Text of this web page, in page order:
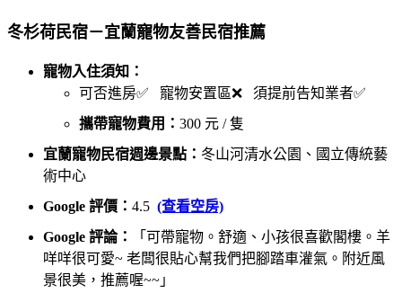
冬杉荷民宿－宜蘭寵物友善民宿推薦
寵物入住須知：
可否進房✅ 寵物安置區❌ 須提前告知業者✅
攜帶寵物費用： 300 元 / 隻
宜蘭寵物民宿週邊景點： 冬山河清水公園、國立傳統藝
術中心
Google 評價： 4.5 (查看空房)
Google 評論：
「可帶寵物。舒適、小孩很喜歡閣樓。羊
咩咩很可愛~ 老闆很貼心幫我們把腳踏車灌氣。附近風
景很美，推薦喔~~」